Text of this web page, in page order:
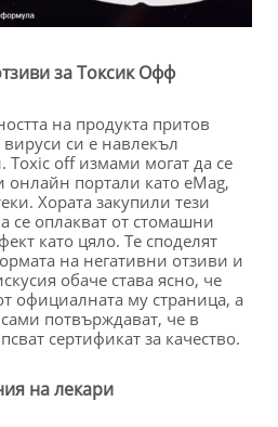
за Токсик Офф
на продукта притов
си е навлекъл
off измами могат да се
онлайн портали като eMag,
Хората закупили тези
се оплакват от стомашни
като цяло. Те споделят
на негативни отзиви и
обаче става ясно, че
официалната му страница, а
потвърждават, че в
сертификат за качество.
на лекари